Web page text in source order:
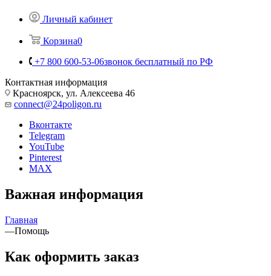
Личный кабинет
Корзина0
+7 800 600-53-06звонок бесплатный по РФ
Контактная информация
Красноярск, ул. Алексеева 46
connect@24poligon.ru
Вконтакте
Telegram
YouTube
Pinterest
MAX
Важная информация
Главная
—Помощь
Как оформить заказ